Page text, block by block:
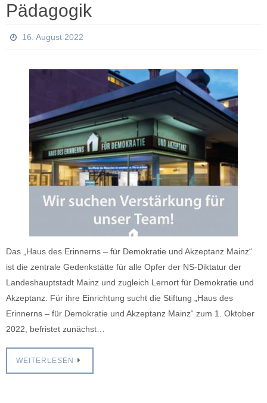
Pädagogik
16. August 2022
Das „Haus des Erinnerns – für Demokratie und Akzeptanz Mainz“
ist die zentrale Gedenkstätte für alle Opfer der NS-Diktatur der
Landeshauptstadt Mainz und zugleich Lernort für Demokratie und
Akzeptanz. Für ihre Einrichtung sucht die Stiftung „Haus des
Erinnerns – für Demokratie und Akzeptanz Mainz“ zum 1. Oktober
2022, befristet zunächst…
WEITERLESEN